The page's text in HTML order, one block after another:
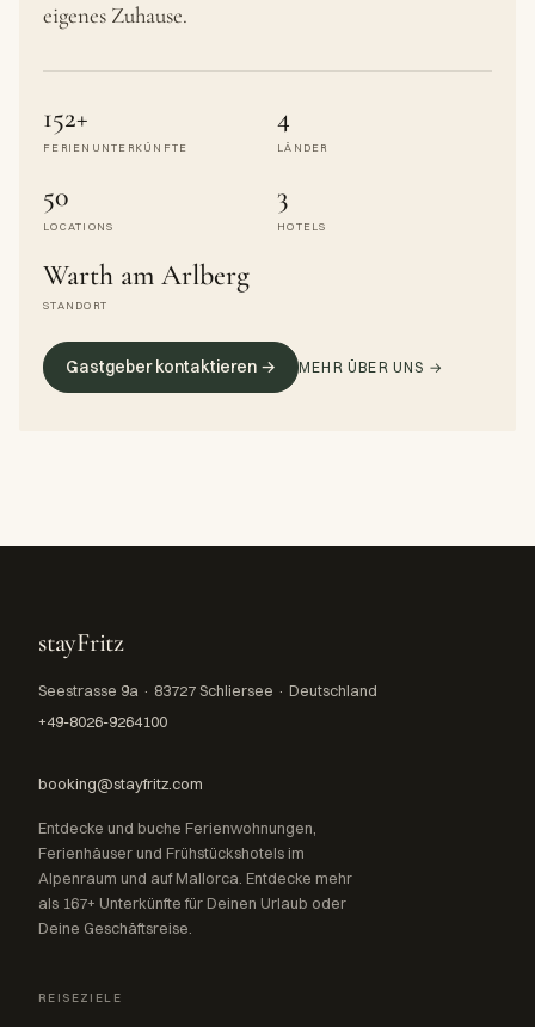
eigenes Zuhause.
152+
FERIENUNTERKÜNFTE
4
LÄNDER
50
LOCATIONS
3
HOTELS
Warth am Arlberg
STANDORT
Gastgeber kontaktieren → MEHR ÜBER UNS →
stayFritz
Seestrasse 9a · 83727 Schliersee · Deutschland
+49-8026-9264100
booking@stayfritz.com
Entdecke und buche Ferienwohnungen,
Ferienhäuser und Frühstückshotels im
Alpenraum und auf Mallorca. Entdecke mehr
als 167+ Unterkünfte für Deinen Urlaub oder
Deine Geschäftsreise.
REISEZIELE